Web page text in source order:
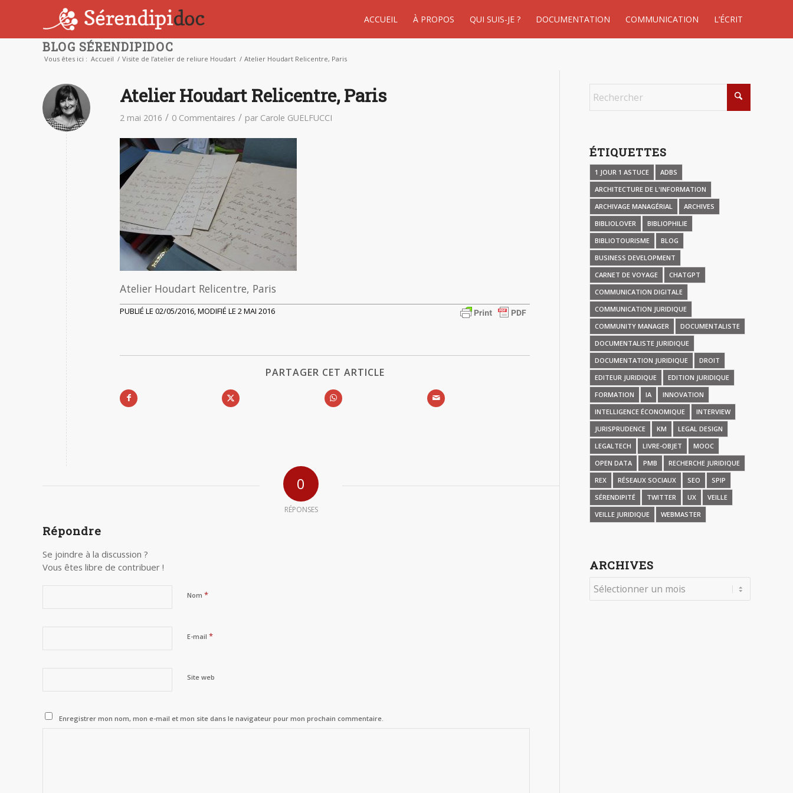
ACCUEIL À PROPOS QUI SUIS-JE ? DOCUMENTATION COMMUNICATION L’ÉCRIT
BLOG SÉRENDIPIDOC
Vous êtes ici : Accueil / Visite de l’atelier de reliure Houdart / Atelier Houdart Relicentre, Paris
Atelier Houdart Relicentre, Paris
2 mai 2016 / 0 Commentaires / par Carole GUELFUCCI
Atelier Houdart Relicentre, Paris
PUBLIÉ LE 02/05/2016, MODIFIÉ LE 2 MAI 2016
PARTAGER CET ARTICLE
0
RÉPONSES
Répondre
Se joindre à la discussion ?
Vous êtes libre de contribuer !
Nom *
E-mail *
Site web
Enregistrer mon nom, mon e-mail et mon site dans le navigateur pour mon prochain commentaire.
ÉTIQUETTES
1 JOUR 1 ASTUCE
ADBS
ARCHITECTURE DE L'INFORMATION
ARCHIVAGE MANAGÉRIAL
ARCHIVES
BIBLIOLOVER
BIBLIOPHILIE
BIBLIOTOURISME
BLOG
BUSINESS DEVELOPMENT
CARNET DE VOYAGE
CHATGPT
COMMUNICATION DIGITALE
COMMUNICATION JURIDIQUE
COMMUNITY MANAGER
DOCUMENTALISTE
DOCUMENTALISTE JURIDIQUE
DOCUMENTATION JURIDIQUE
DROIT
EDITEUR JURIDIQUE
EDITION JURIDIQUE
FORMATION
IA
INNOVATION
INTELLIGENCE ÉCONOMIQUE
INTERVIEW
JURISPRUDENCE
KM
LEGAL DESIGN
LEGALTECH
LIVRE-OBJET
MOOC
OPEN DATA
PMB
RECHERCHE JURIDIQUE
REX
RÉSEAUX SOCIAUX SEO
SPIP
SÉRENDIPITÉ
TWITTER UX
VEILLE
VEILLE JURIDIQUE
WEBMASTER
ARCHIVES